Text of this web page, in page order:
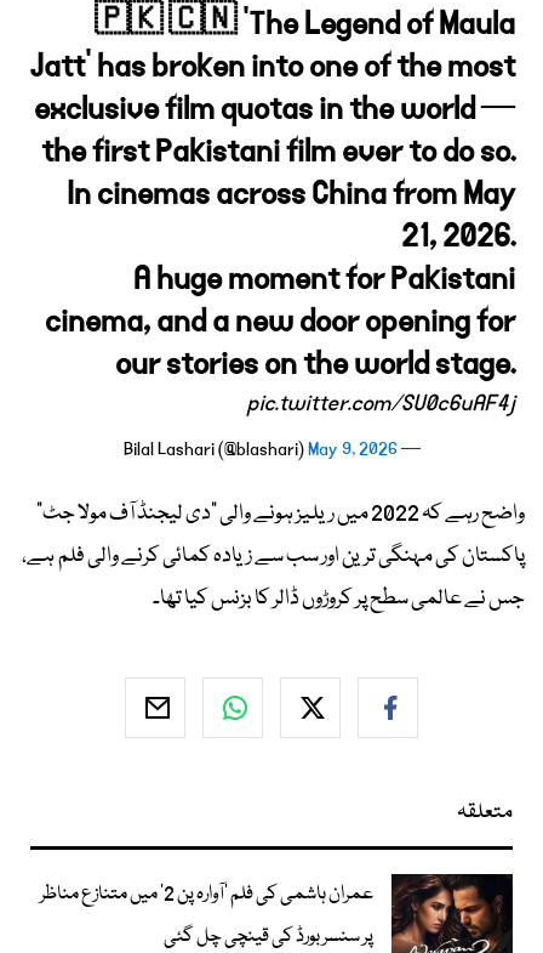
🇵🇰 🇨🇳 ‘The Legend of Maula
Jatt’ has broken into one of the most
exclusive film quotas in the world —
the first Pakistani film ever to do so.
In cinemas across China from May
21, 2026.
A huge moment for Pakistani
cinema, and a new door opening for
our stories on the world stage.
pic.twitter.com/SU0c6uAF4j
— Bilal Lashari (@blashari)
May 9, 2026
واضح رہے کہ 2022 میں ریلیز ہونے والی “دی لیجنڈ آف مولا جٹ”
پاکستان کی مہنگی ترین اور سب سے زیادہ کمائی کرنے والی فلم ہے،
جس نے عالمی سطح پر کروڑوں ڈالر کا بزنس کیا تھا۔
متعلقہ
عمران ہاشمی کی فلم ’آوارہ پن 2‘ میں متنازع مناظر
پر سنسر بورڈ کی قینچی چل گئی